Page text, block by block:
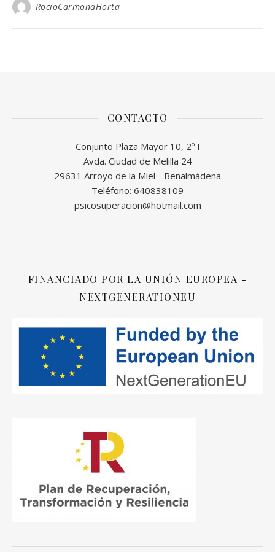
RocioCarmonaHorta
CONTACTO
Conjunto Plaza Mayor 10, 2º I
Avda. Ciudad de Melilla 24
29631 Arroyo de la Miel - Benalmádena
Teléfono: 640838109
psicosuperacion@hotmail.com
FINANCIADO POR LA UNIÓN EUROPEA -
NEXTGENERATIONEU